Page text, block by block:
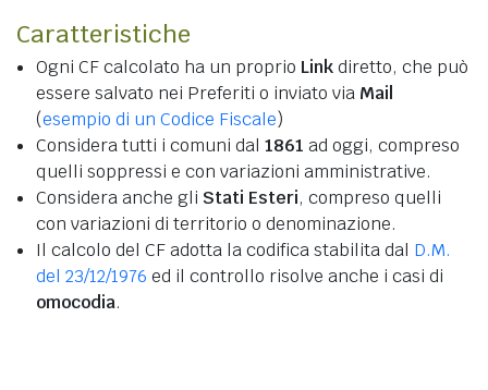
Caratteristiche
Ogni CF calcolato ha un proprio Linkdiretto, che può
essere salvato nei Preferiti o inviato via Mail
(esempio di un Codice Fiscale)
Considera tutti i comuni dal 1861 ad oggi, compreso
quelli soppressi e con variazioni amministrative.
Considera anche gli Stati Esteri, compreso quelli
con variazioni di territorio o denominazione.
Il calcolo del CF adotta la codifica stabilita dal D.M.
del 23/12/1976 ed il controllo risolve anche i casi di
omocodia.